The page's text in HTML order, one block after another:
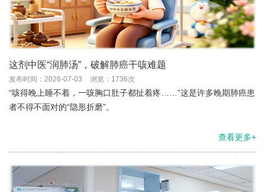
这剂中医“润肺汤”，破解肺癌干咳难题
发布时间：2026-07-03 浏览：1736次
“咳得晚上睡不着，一咳胸口肚子都扯着疼……”这是许多晚期肺癌患
者不得不面对的“隐形折磨”。
查看更多+